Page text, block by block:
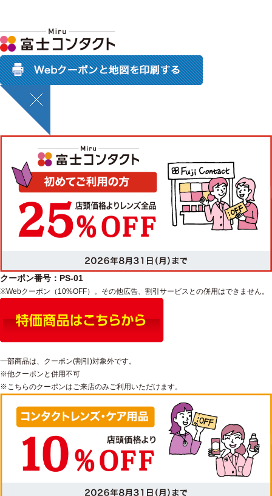
クーポン番号：PS-01
※Webクーポン（10%OFF）。その他広告、割引サービスとの併用はできません。
一部商品は、クーポン(割引)対象外です。
※他クーポンと併用不可
※こちらのクーポンはご来店のみご利用いただけます。